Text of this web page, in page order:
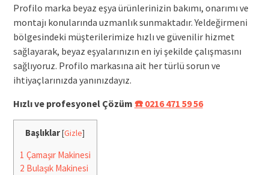
Profilo marka beyaz eşya ürünlerinizin bakımı, onarımı ve
montajı konularında uzmanlık sunmaktadır. Yeldeğirmeni
bölgesindeki müşterilerimize hızlı ve güvenilir hizmet
sağlayarak, beyaz eşyalarınızın en iyi şekilde çalışmasını
sağlıyoruz. Profilo markasına ait her türlü sorun ve
ihtiyaçlarınızda yanınızdayız.
Hızlı ve profesyonel Çözüm ☎️ 0216 471 59 56
Başlıklar[Gizle]
1 Çamaşır Makinesi
2 Bulaşık Makinesi